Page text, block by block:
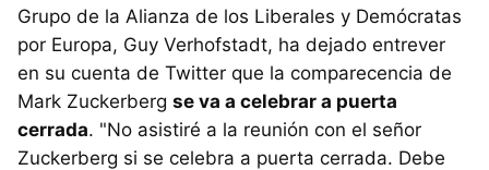
Grupo de la Alianza de los Liberales y Demócratas
por Europa, Guy Verhofstadt, ha dejado entrever
en su cuenta de Twitter que la comparecencia de
Mark Zuckerberg se va a celebrar a puerta
cerrada. "No asistiré a la reunión con el señor
Zuckerberg si se celebra a puerta cerrada. Debe